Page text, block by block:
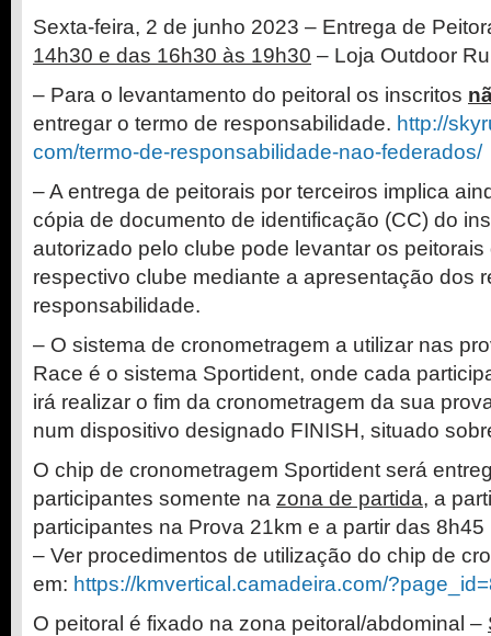
Sexta-feira, 2 de junho 2023 – Entrega de
14h30 e das 16h30 às 19h30 – Loja Outdoor
– Para o levantamento do peitoral os inscritos
entregar o termo de responsabilidade. http://
com/termo-de-responsabilidade-nao-federados/
– A entrega de peitorais por terceiros implica
cópia de documento de identificação (CC) do
autorizado pelo clube pode levantar os
respectivo clube mediante a apresentação dos
responsabilidade.
– O sistema de cronometragem a utilizar nas
Race é o sistema Sportident, onde cada
irá realizar o fim da cronometragem da sua
num dispositivo designado FINISH, situado
O chip de cronometragem Sportident será
participantes somente na zona de partida, a
participantes na Prova 21km e a partir das
– Ver procedimentos de utilização do chip de
em: https://kmvertical.camadeira.com/
O peitoral é fixado na zona peitoral/abdominal –